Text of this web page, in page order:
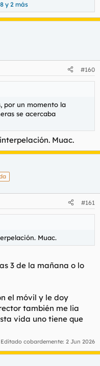
y 2 más
#160
por un momento la
se acercaba
Muac.
#161
Muac.
3 de la mañana o lo
el móvil y le doy
también me lia
vida uno tiene que
Editado cobardemente: 2 Jun 2026